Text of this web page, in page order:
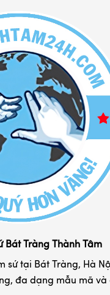
Bát Tràng Thành Tâm
sứ tại Bát Tràng, Hà
đa dạng mẫu mã và